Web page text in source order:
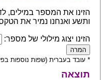
הזינו את המספר במילים,
ותשע ואנחנו נמיר את
הזינו יצוג מילולי של מספר:
* עובד בעברית (שפות נוספות
תוצאה